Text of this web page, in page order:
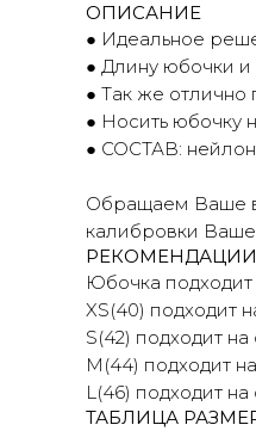
ОПИСАНИЕ
● Идеальное
● Длину юбочки
● Так же отлично
● Носить юбочку
● СОСТАВ: нейлон
Обращаем Ваше
калибровки
Юбочка
XS(40) подходит
S(42) подходит
M(44) подходит
L(46) подходит
ТАБЛИЦА